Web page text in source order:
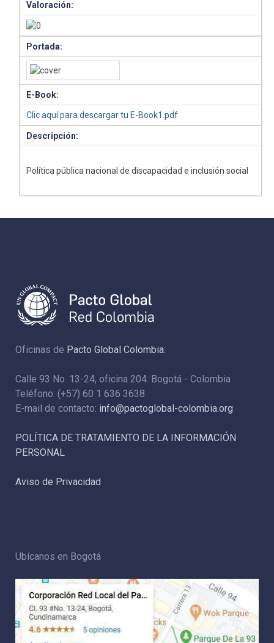
Valoración:
Portada:
E-Book:
Clic aquí para descargar tu E-Book1.pdf
Descripción:
Política pública nacional de discapacidad e inclusión social
Oficinas de Pacto Global Colombia:
Calle 93 No. 13-24, oficina 204. Bogotá - Colombia
Teléfono: (+57) 60 1 636 3638
E-mail de contacto: info@pactoglobal-colombia.org
POLÍTICA DE TRATAMIENTO DE LA INFORMACIÓN
PERSONAL
Aviso de Privacidad
Ubícanos en Bogotá